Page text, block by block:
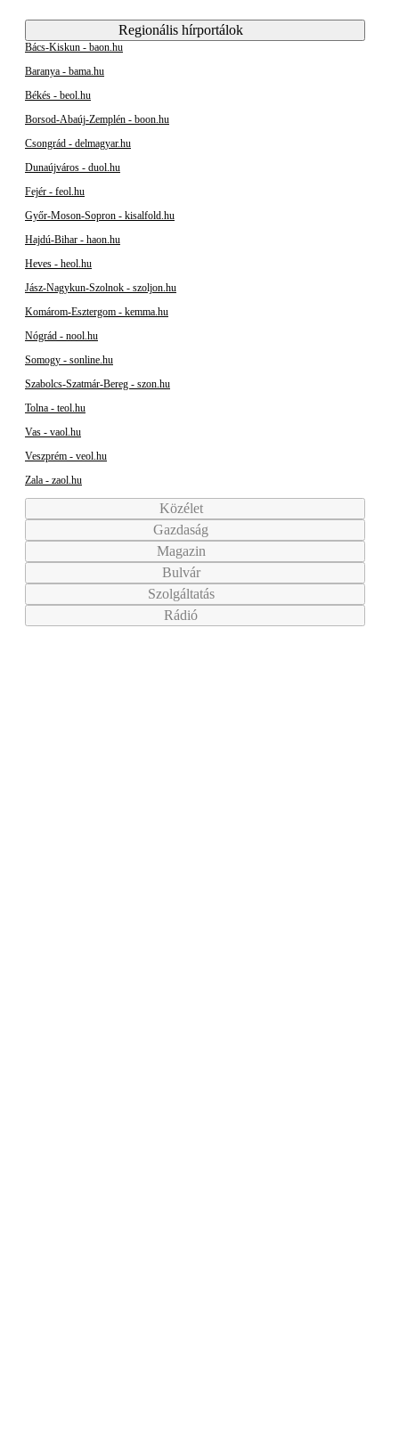
Regionális hírportálok
Bács-Kiskun - baon.hu
Baranya - bama.hu
Békés - beol.hu
Borsod-Abaúj-Zemplén - boon.hu
Csongrád - delmagyar.hu
Dunaújváros - duol.hu
Fejér - feol.hu
Győr-Moson-Sopron - kisalfold.hu
Hajdú-Bihar - haon.hu
Heves - heol.hu
Jász-Nagykun-Szolnok - szoljon.hu
Komárom-Esztergom - kemma.hu
Nógrád - nool.hu
Somogy - sonline.hu
Szabolcs-Szatmár-Bereg - szon.hu
Tolna - teol.hu
Vas - vaol.hu
Veszprém - veol.hu
Zala - zaol.hu
Közélet
Gazdaság
Magazin
Bulvár
Szolgáltatás
Rádió